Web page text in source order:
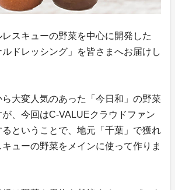
スキューの野菜を中心に開発した
ルドレッシング」を皆さまへお届けし
ら大変人気のあった「今日和」の野菜
が、今回はC-VALUEクラウドファン
ということで、地元「千葉」で獲れ
ューの野菜をメインに使って作りま